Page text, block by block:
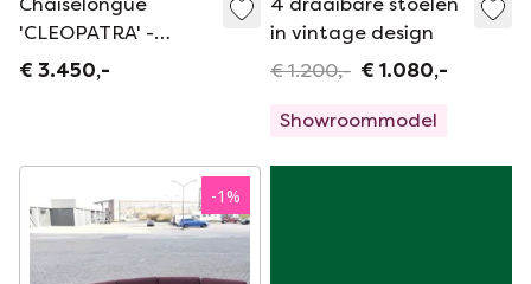
'CLEOPATRA' -
GEOFFREY
€ 3.450,-
in vintage design
€ 1.200,- € 1.080,-
Showroommodel
-1%